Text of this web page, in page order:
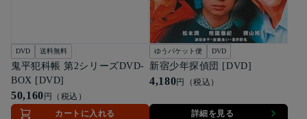
DVD 送料無料
鬼平犯科帳 第2シリーズDVD-
BOX [DVD]
50,160 円（税込）
カートに入れる
ゆうパケット便 DVD
新宿少年探偵団 [DVD]
4,180円（税込）
詳細を見る